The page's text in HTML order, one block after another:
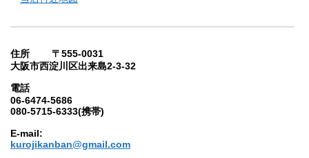
住所 〒555-0031
大阪市西淀川区出来島2-3-32
電話
06-6474-5686
080-5715-6333(携帯)
E-mail:
kurojikanban@gmail.com